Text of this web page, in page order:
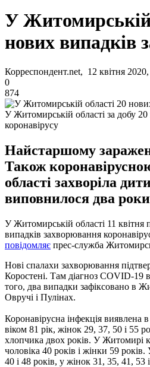
У Житомирській
нових випадків
Корреспондент.net, 12 квітня
0
874
У Житомирській області за добу
коронавірусу
Найстаршому
Також
області захворіла
виповнилося два
У Житомирській області 11 квітня
випадків захворювання
повідомляє прес-служба
Нові спалахи захворювання
Коростені. Там діагноз COVID-19
того, два випадки зафіксовано в
Овручі і Пулінах.
Коронавірусна інфекція виявлена
віком 81 рік, жінок 29, 37, 50 і 55
хлопчика двох років. У Житомирі
чоловіка 40 років і жінки 59
40 і 48 років, у жінок 31, 35, 41,